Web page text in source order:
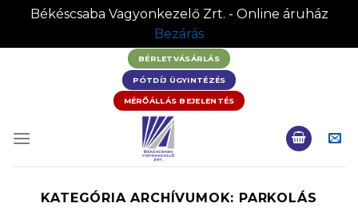
Békéscsaba Vagyonkezelő Zrt. - Online áruház
Bezárás
BÉRLETVÁSÁRLÁS
PÓTDÍJ ÜGYINTÉZÉS
MÉRŐÁLLÁS BEJELENTÉS
KATEGÓRIA ARCHÍVUMOK: PARKOLÁS